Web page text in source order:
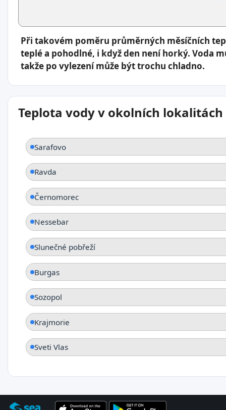
Při takovém poměru průměrných měsíčních
teplé a pohodlné, i když den není horký. Voda
takže po vylezení může být trochu chladno.
Teplota vody v okolních lokalitách
Sarafovo
Ravda
Černomorec
Nessebar
Slunečné pobřeží
Burgas
Sozopol
Krajmorie
Sveti Vlas